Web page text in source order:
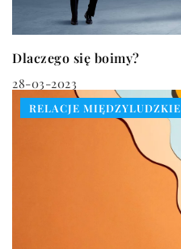
Dlaczego się boimy?
28-03-2023
RELACJE MIĘDZYLUDZKIE